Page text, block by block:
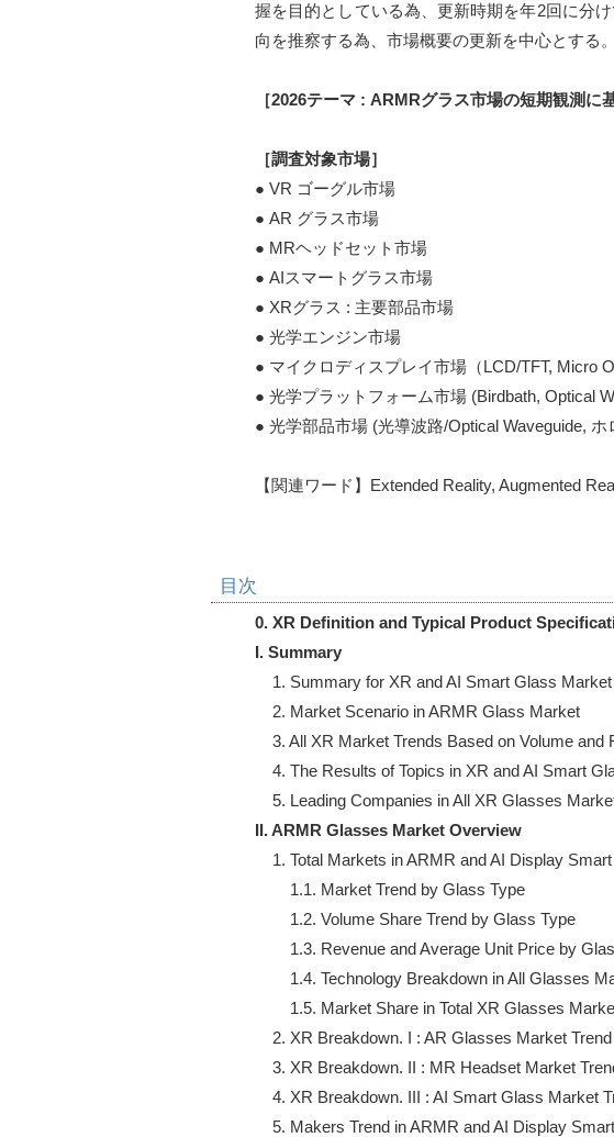
握を目的としている為、更新時期を年2回に分
向を推察する為、市場概要の更新を中心とする。
［調査対象市場］
● VR ゴーグル市場
● AR グラス市場
● MRヘッドセット市場
● AIスマートグラス市場
● XRグラス : 主要部品市場
● 光学エンジン市場
● マイクロディスプレイ市場（LCD/TFT, Micro
● 光学プラットフォーム市場 (Birdbath, Optical
● 光学部品市場 (光導波路/Optical Waveguide,
【関連ワード】Extended Reality, Augmented
目次
0. XR Definition and Typical Product
I. Summary
1. Summary for XR and AI Smart Glass
    2. Market Scenario in ARMR Glass Market
3. All XR Market Trends Based on Volume
4. The Results of Topics in XR and AI Smart
II. ARMR Glasses Market Overview
1. Total Markets in ARMR and AI Display
        1.1. Market Trend by Glass Type
        1.2. Volume Share Trend by Glass Type
1.3. Revenue and Average Unit Price by
1.4. Technology Breakdown in All Glasses
1.5. Market Share in Total XR Glasses
    2. XR Breakdown. I : AR Glasses Market Trend
3. XR Breakdown. II : MR Headset Market
4. XR Breakdown. III : AI Smart Glass Market
5. Makers Trend in ARMR and AI Display